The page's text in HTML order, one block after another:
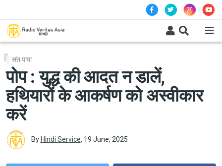
संत पापा
पोप : युद्ध की आदत न डालें,
हथियारों के आकर्षण को अस्वीकार
करें
By Hindi Service, 19 June, 2025